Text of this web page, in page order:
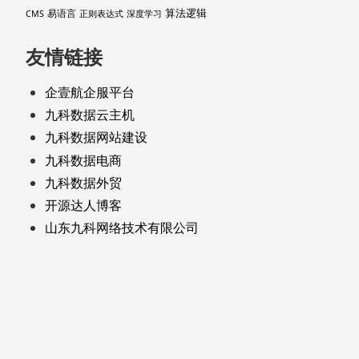
CMS 易语言 正则表达式 深度学习 算法逻辑
友情链接
企壹航企服平台
九科数据云主机
九科数据网站建设
九科数据电商
九科数据外贸
开源达人博客
山东九科网络技术有限公司